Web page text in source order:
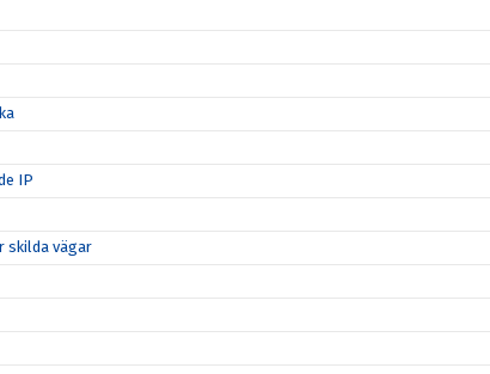
IP
skilda vägar